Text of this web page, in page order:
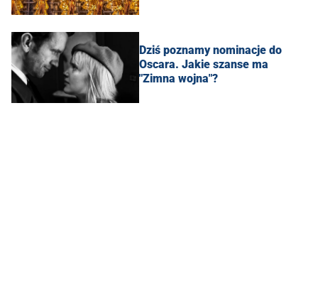
Dziś poznamy nominacje do
Oscara. Jakie szanse ma
"Zimna wojna"?